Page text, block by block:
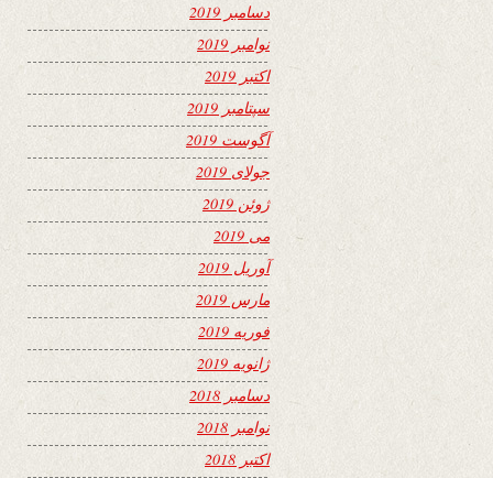
دسامبر 2019
نوامبر 2019
اکتبر 2019
سپتامبر 2019
آگوست 2019
جولای 2019
ژوئن 2019
می 2019
آوریل 2019
مارس 2019
فوریه 2019
ژانویه 2019
دسامبر 2018
نوامبر 2018
اکتبر 2018